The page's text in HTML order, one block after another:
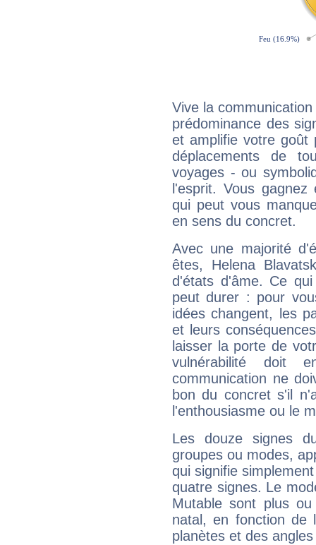
Vive la
prédominance des
et amplifie votre goût
déplacements de
voyages - ou
l'esprit. Vous
qui peut vous
en sens du concret.
Avec une majorité
êtes, Helena
d'états d'âme. Ce
peut durer : pour
idées changent, les
et leurs
laisser la porte de
vulnérabilité doit
communication ne
bon du concret s'il
l'enthousiasme ou le
Les douze signes
groupes ou modes,
qui signifie
quatre signes. Le
Mutable sont plus
natal, en fonction de
planètes et des